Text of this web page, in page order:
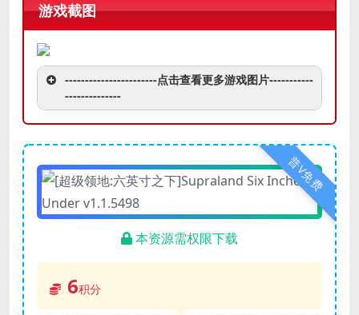
游戏截图
-----------------------点击查看更多游戏图片-----------
--------------
普V免费
本资源需权限下载
6积分